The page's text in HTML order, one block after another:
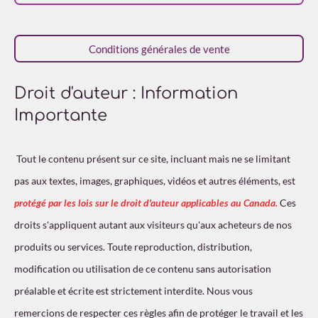
é
t
o
e e
s
e
s
e
s
e
s
a
t
i
Conditions générales de vente
Droit d'auteur : Information
Importante
Tout le contenu présent sur ce site, incluant mais ne se limitant
pas aux textes, images, graphiques, vidéos et autres éléments, est
protégé par les lois sur le droit d'auteur applicables au Canada.Ces
droits s'appliquent autant aux visiteurs qu'aux acheteurs de nos
produits ou services. Toute reproduction, distribution,
modification ou utilisation de ce contenu sans autorisation
préalable et écrite est strictement interdite. Nous vous
remercions de respecter ces règles afin de protéger le travail et les